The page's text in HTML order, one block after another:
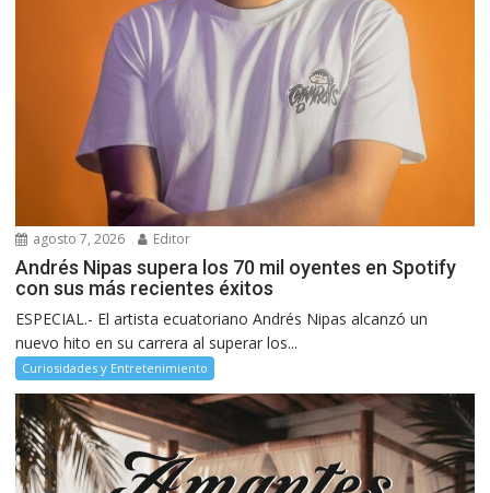
agosto 7, 2026 Editor
Andrés Nipas supera los 70 mil oyentes en Spotify
con sus más recientes éxitos
ESPECIAL.- El artista ecuatoriano Andrés Nipas alcanzó un
nuevo hito en su carrera al superar los...
Curiosidades y Entretenimiento